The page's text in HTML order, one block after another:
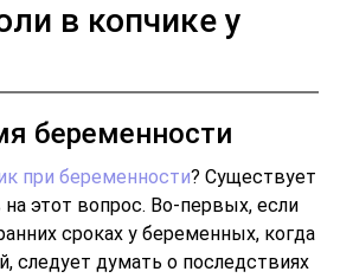
в копчике у
беременности
при беременности? Существует
этот вопрос. Во-первых, если
сроках у беременных, когда
следует думать о последствиях